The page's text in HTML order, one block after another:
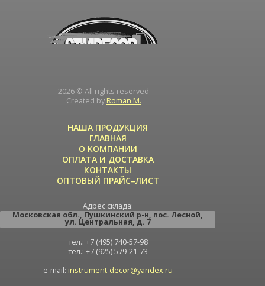
2026 © All rights reserved
Created by Roman M.
НАША ПРОДУКЦИЯ
ГЛАВНАЯ
О КОМПАНИИ
ОПЛАТА И ДОСТАВКА
КОНТАКТЫ
ОПТОВЫЙ ПРАЙС–ЛИСТ
Адрес склада:
Московская обл., Пушкинский р-н, пос. Лесной,
ул. Центральная, д. 7
тел.: +7 (495) 740-57-98
тел.: +7 (925) 579-21-73
e-mail: instrument-decor@yandex.ru